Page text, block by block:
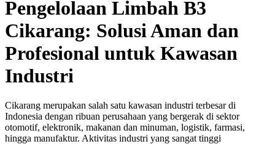
Pengelolaan Limbah B3
Cikarang: Solusi Aman dan
Profesional untuk Kawasan
Industri
Cikarang merupakan salah satu kawasan industri terbesar di
Indonesia dengan ribuan perusahaan yang bergerak di sektor
otomotif, elektronik, makanan dan minuman, logistik, farmasi,
hingga manufaktur. Aktivitas industri yang sangat tinggi